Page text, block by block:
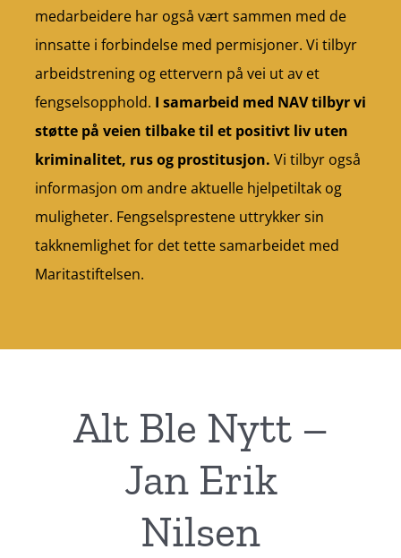
medarbeidere har også vært sammen med de
innsatte i forbindelse med permisjoner. Vi tilbyr
arbeidstrening og ettervern på vei ut av et
fengselsopphold. I samarbeid med NAV tilbyr vi
støtte på veien tilbake til et positivt liv uten
kriminalitet, rus og prostitusjon. Vi tilbyr også
informasjon om andre aktuelle hjelpetiltak og
muligheter. Fengselsprestene uttrykker sin
takknemlighet for det tette samarbeidet med
Maritastiftelsen.
Alt Ble Nytt –
Jan Erik
Nilsen